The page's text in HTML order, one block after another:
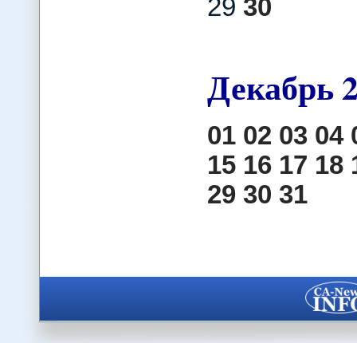
29 30
Декабрь
01 02 03 04
15 16 17 18
29 30 31